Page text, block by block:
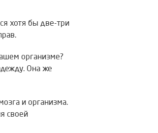
хотя бы две-три
организме?
Она же
и организма.
своей